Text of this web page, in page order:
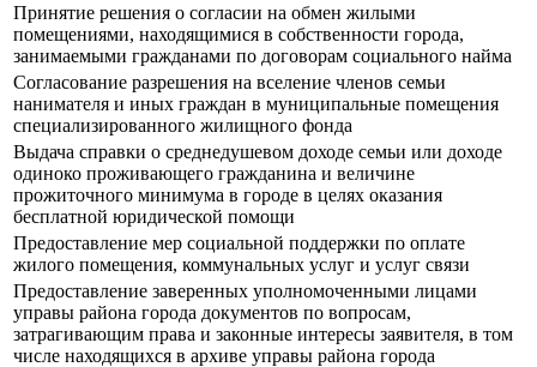
Принятие решения о согласии на обмен жилыми
помещениями, находящимися в собственности города,
занимаемыми гражданами по договорам социального найма
Согласование разрешения на вселение членов семьи
нанимателя и иных граждан в муниципальные помещения
специализированного жилищного фонда
Выдача справки о среднедушевом доходе семьи или доходе
одиноко проживающего гражданина и величине
прожиточного минимума в городе в целях оказания
бесплатной юридической помощи
Предоставление мер социальной поддержки по оплате
жилого помещения, коммунальных услуг и услуг связи
Предоставление заверенных уполномоченными лицами
управы района города документов по вопросам,
затрагивающим права и законные интересы заявителя, в том
числе находящихся в архиве управы района города